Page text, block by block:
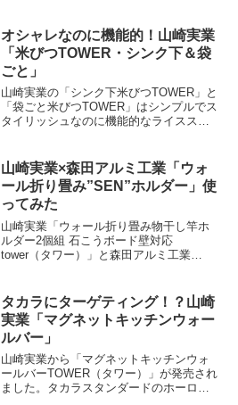
ります。
オシャレなのに機能的！山崎実業
「米びつTOWER・シンク下＆袋
ごと」
山崎実業の「シンク下米びつTOWER」と
「袋ごと米びつTOWER」はシンプルでス
タイリッシュなのに機能的なライススト
きます。また、いずれもパッキン付きで
密閉が可能ですが、フタが閉めにくいう
えに壊れやすそうです。
山崎実業×森田アルミ工業「ウォ
ール折り畳み”SEN”ホルダー」使
ってみた
山崎実業「ウォール折り畳み物干し竿ホ
ルダー2個組 石こうボード壁対応
tower（タワー）」と森田アルミ工業
た。いずれもノイズレスなデザインで室
内物干しなのに生活感が生じません。一
方で、それら自体のボリュームはミニマ
ムだけど洋服などを掛けるとワードロー
ブ同等の圧迫感が生じます。
タカラにターゲティング！？山崎
実業「マグネットキッチンウォー
ルバー」
山崎実業から「マグネットキッチンウォ
ールバーTOWER（タワー）」が発売され
ました。タカラスタンダードのホーロー